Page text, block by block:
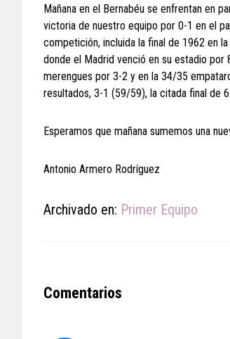
Mañana en el Bernabéu se enfrentan en
victoria de nuestro equipo por 0-1 en el
competición, incluida la final de 1962 en
donde el Madrid venció en su estadio por
merengues por 3-2 y en la 34/35
resultados, 3-1 (59/59), la citada final de
Esperamos que mañana sumemos una
Antonio Armero Rodríguez
Archivado en: Primer Equipo
Reader
Comentarios